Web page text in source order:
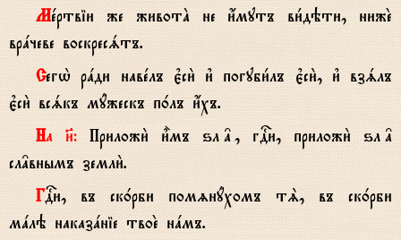
Мeртвіи же животA не и4мутъ ви1дэти, нижE
врaчеве воскресsтъ.
Сегw2 рaди навeлъ є3си2 и3 погуби1лъ є3си2, и3 взsлъ
є3си2 всsкъ мyжескъ п0лъ и4хъ.
На }:Приложи2 и5мъ ѕл†, гDи, приложи2 ѕл†
сл†внымъ земли2.
ГDи, въ ск0рби помzнyхомъ тS, въ ск0рби
мaлэ наказaніе твоE нaмъ.